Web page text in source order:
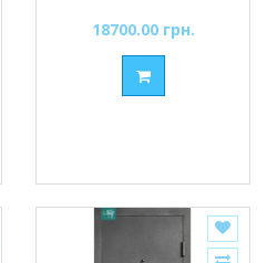
Дверей
18700.00 грн.